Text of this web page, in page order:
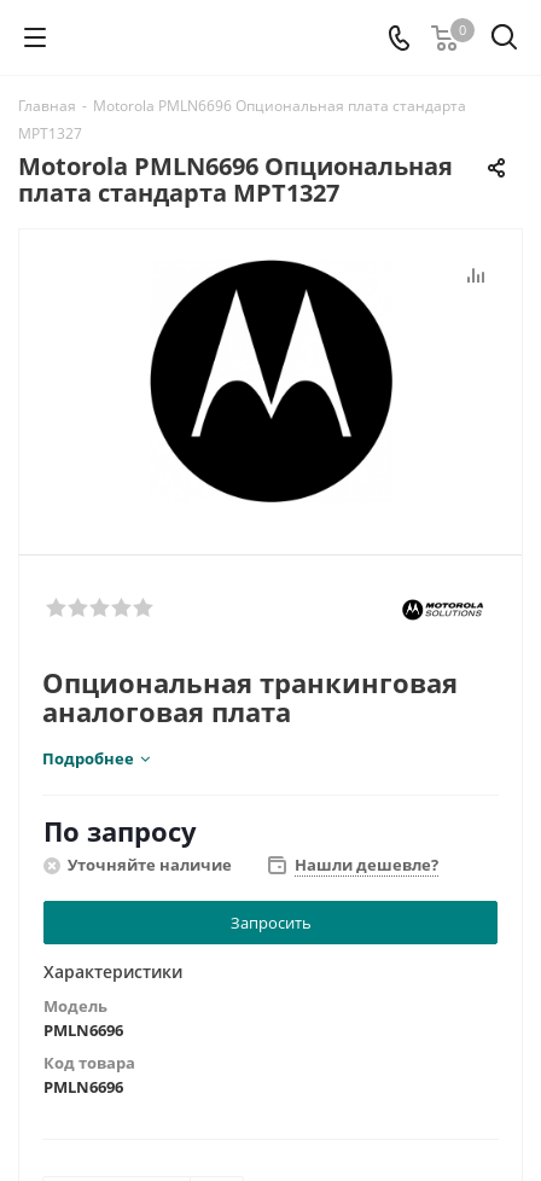
0
Главная - Motorola PMLN6696 Опциональная плата стандарта
MPT1327
Motorola PMLN6696 Опциональная
плата стандарта MPT1327
Опциональная транкинговая
аналоговая плата
Совместимость:
DP3441
Подробнее
По запросу
Уточняйте наличие Нашли дешевле?
Запросить
Характеристики
Модель
PMLN6696
Код товара
PMLN6696